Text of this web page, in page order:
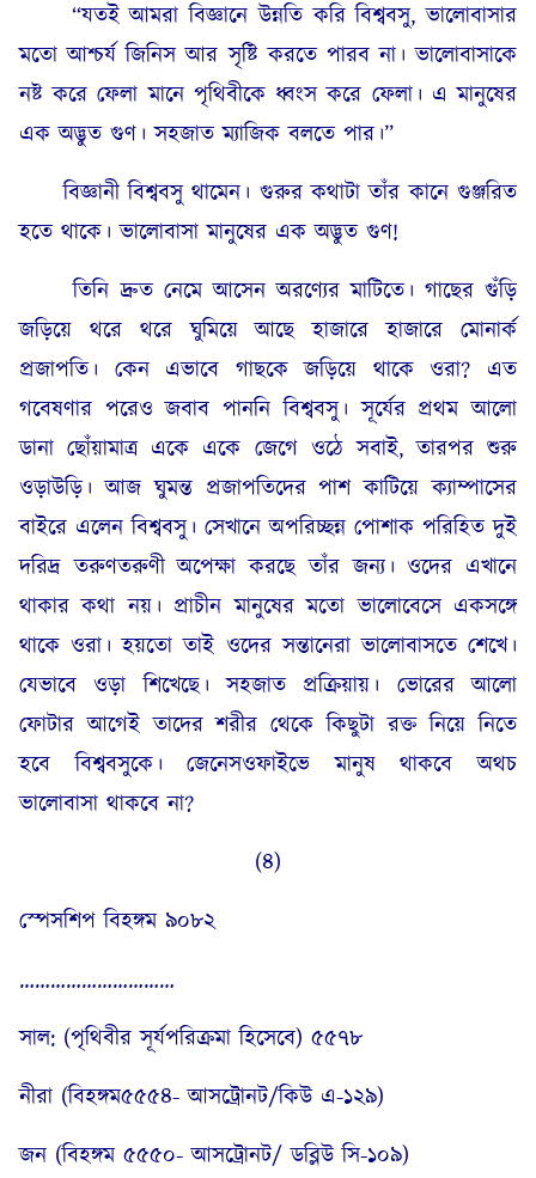
“যতই আমরা বিজ্ঞানে উন্নতি করি বিশ্ববসু, ভালোবাসার
মতো আশ্চর্য জিনিস আর সৃষ্টি করতে পারব না। ভালোবাসাকে
নষ্ট করে ফেলা মানে পৃথিবীকে ধ্বংস করে ফেলা। এ মানুষের
এক অদ্ভুত গুণ। সহজাত ম্যাজিক বলতে পার।”
বিজ্ঞানী বিশ্ববসু থামেন। গুরুর কথাটা তাঁর কানে গুঞ্জরিত
হতে থাকে। ভালোবাসা মানুষের এক অদ্ভুত গুণ!
তিনি দ্রুত নেমে আসেন অরণ্যের মাটিতে। গাছের গুঁড়ি
জড়িয়ে থরে থরে ঘুমিয়ে আছে হাজারে হাজারে মোনার্ক
প্রজাপতি। কেন এভাবে গাছকে জড়িয়ে থাকে ওরা? এত
গবেষণার পরেও জবাব পাননি বিশ্ববসু। সূর্যের প্রথম আলো
ডানা ছোঁয়ামাত্র একে একে জেগে ওঠে সবাই, তারপর শুরু
ওড়াউড়ি। আজ ঘুমন্ত প্রজাপতিদের পাশ কাটিয়ে ক্যাম্পাসের
বাইরে এলেন বিশ্ববসু। সেখানে অপরিচ্ছন্ন পোশাক পরিহিত দুই
দরিদ্র তরুণতরুণী অপেক্ষা করছে তাঁর জন্য। ওদের এখানে
থাকার কথা নয়। প্রাচীন মানুষের মতো ভালোবেসে একসঙ্গে
থাকে ওরা। হয়তো তাই ওদের সন্তানেরা ভালোবাসতে শেখে।
যেভাবে ওড়া শিখেছে। সহজাত প্রক্রিয়ায়। ভোরের আলো
ফোটার আগেই তাদের শরীর থেকে কিছুটা রক্ত নিয়ে নিতে
হবে বিশ্ববসুকে। জেনেসওফাইভে মানুষ থাকবে অথচ
ভালোবাসা থাকবে না?
(৪)
স্পেসশিপ বিহঙ্গম ৯০৮২
…………………………
সাল: (পৃথিবীর সূর্যপরিক্রমা হিসেবে) ৫৫৭৮
নীরা (বিহঙ্গম৫৫৫৪- আসট্রোনট/কিউ এ-১২৯)
জন (বিহঙ্গম ৫৫৫০- আসট্রোনট/ ডব্লিউ সি-১০৯)